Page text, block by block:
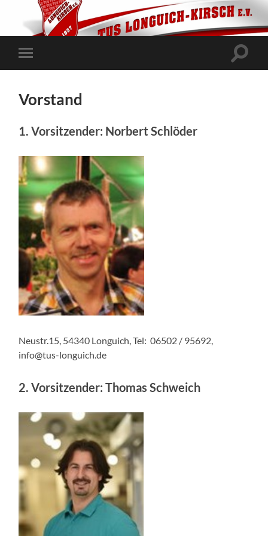
Mobile-
Menü
Vorstand
1. Vorsitzender: Norbert Schlöder
Neustr.15, 54340 Longuich, Tel: 06502 / 95692,
info@tus-longuich.de
2. Vorsitzender: Thomas Schweich